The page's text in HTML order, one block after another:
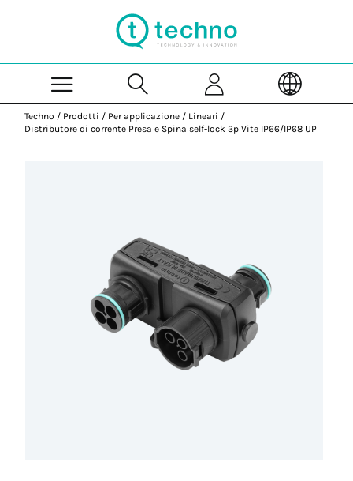
Techno / Prodotti / Per applicazione / Lineari /
Distributore di corrente Presa e Spina self-lock 3p Vite IP66/IP68 UP